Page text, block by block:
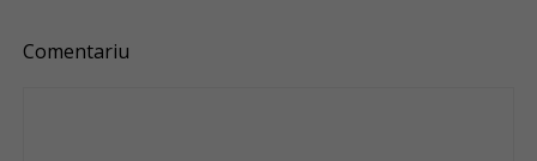
Comentariu